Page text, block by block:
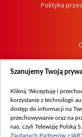
Polityka
Szanujemy Twoją
Kliknij "Akceptuję i
korzystanie z technologii
dostęp do informacji na
przechowywanie oraz na
nas, czyli Telewizję Polską
Zaufanych Partnerów z